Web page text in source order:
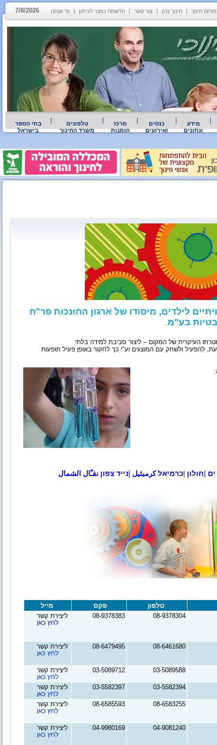
פורום חינוך חינוך נכון צור קשר הרשמה כמנוי לעיתון מי אנחנו 7/8/2026
מידע
ונתונים
כנסים
ואירועים
מרכז
הזמנות
טלפונים
משרד החינוך
בתי הספר
בישראל
לילדים, מיסודו של ארגון החונכות פר"ח
בע"מ.
מטרתו העיקרית של המקום– ליצור סביבת למידה בלתי
להפעיל ולשחק עם המוצגים וע"י כך לחקור באופן פעיל תופעות
|חולון |כרמיאל كرميئيل |נייד צפון نقـّال الشمال
טלפון פקס מייל
08-9378304
08-9378383
ליצירת קשר
לחץ כאן
08-6461680
08-6479495
ליצירת קשר
לחץ כאן
03-5089588
03-5089712
ליצירת קשר
לחץ כאן
03-5582394
03-5582397
ליצירת קשר
לחץ כאן
08-6583255
08-6585593
ליצירת קשר
לחץ כאן
04-9081240
04-9980169
ליצירת קשר
לחץ כאן